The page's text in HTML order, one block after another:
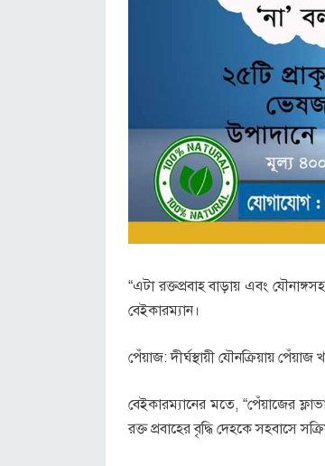
“এটা রক্তপ্রবাহ বাড়ায় এবং
বেইকারম্যান।
পেঁয়াজ: দীর্ঘস্থায়ী যৌনক্রিয়ায় পেঁয়াজ
বেইকারম্যানের মতে, “পেঁয়াজের
রক্ত প্রবাহের বৃদ্ধি দেহকে সহবাসে